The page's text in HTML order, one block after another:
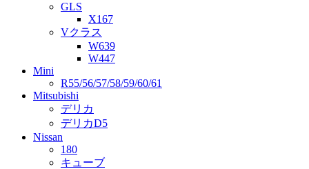
GLS
X167
Vクラス
W639
W447
Mini
R55/56/57/58/59/60/61
Mitsubishi
デリカ
デリカD5
Nissan
180
キューブ